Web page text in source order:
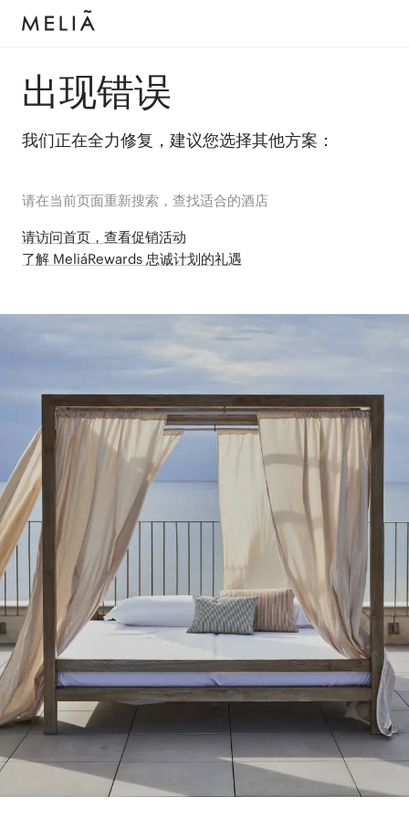
出现错误
我们正在全力修复，建议您选择其他方案：
请在当前页面重新搜索，查找适合的酒店
请访问首页，查看促销活动
了解 MeliáRewards 忠诚计划的礼遇